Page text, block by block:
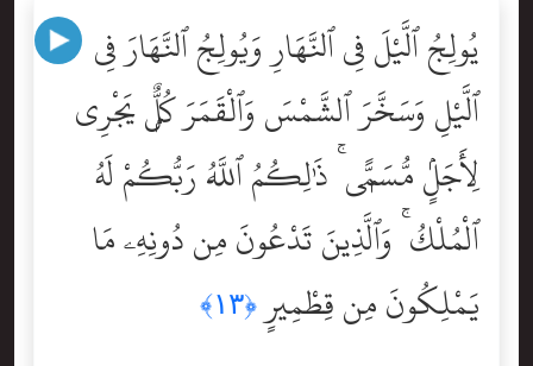
يُولِجُ ٱلَّيْلَ فِى ٱلنَّهَارِ وَيُولِجُ ٱلنَّهَارَ فِى
ٱلَّيْلِ وَسَخَّرَ ٱلشَّمْسَ وَٱلْقَمَرَ كُلٌّۭ يَجْرِى
لِأَجَلٍۢ مُّسَمًّۭى ۚ ذَٰلِكُمُ ٱللَّهُ رَبُّكُمْ لَهُ
ٱلْمُلْكُ ۚ وَٱلَّذِينَ تَدْعُونَ مِن دُونِهِۦ مَا
يَمْلِكُونَ مِن قِطْمِيرٍ﴿١٣﴾